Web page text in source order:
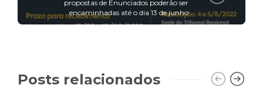
propostas de Enunciados poderão ser
encaminhadas até o dia 13 de junho
Posts relacionados